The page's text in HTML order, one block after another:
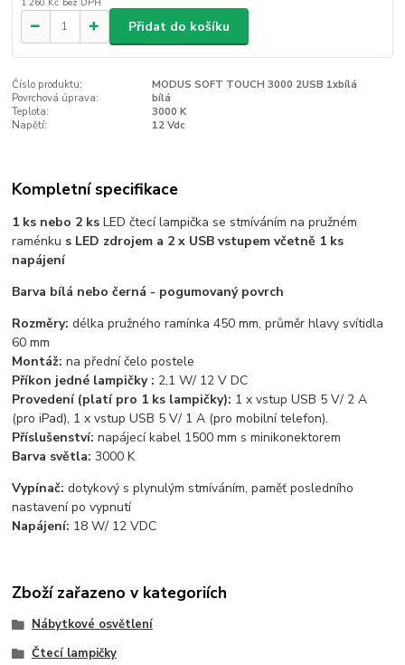
Přidat do košíku
Číslo produktu:
MODUS SOFT TOUCH 3000 2USB 1xbílá
Povrchová úprava:
bílá
Teplota:
3000 K
Napětí:
12 Vdc
Kompletní specifikace
1 ks nebo 2 ks LED čtecí lampička se stmíváním na pružném
raménku s LED zdrojem a 2 x USB vstupem včetně 1 ks
napájení
Barva bílá nebo černá - pogumovaný povrch
Rozměry: délka pružného ramínka 450 mm, průměr hlavy svítidla
60 mm
Montáž:na přední čelo postele
Příkon jedné lampičky : 2,1 W/ 12 V DC
Provedení (platí pro 1 ks lampičky): 1 x vstup USB 5 V/ 2 A
(pro iPad), 1 x vstup USB 5 V/ 1 A (pro mobilní telefon).
Příslušenství:napájecí kabel 1500 mm s minikonektorem
Barva světla:3000 K
Vypínač:dotykový s plynulým stmíváním, paměť posledního
nastavení po vypnutí
Napájení: 18 W/ 12 VDC
Zboží zařazeno v kategoriích
Nábytkové osvětlení
Čtecí lampičky